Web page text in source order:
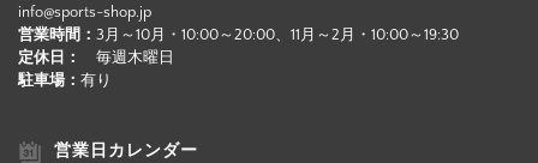
info@sports-shop.jp
営業時間： 3月～10月・10:00～20:00、11月～2月・10:00～19:30
定休日：
毎週木曜日
駐車場： 有り
営業日カレンダー